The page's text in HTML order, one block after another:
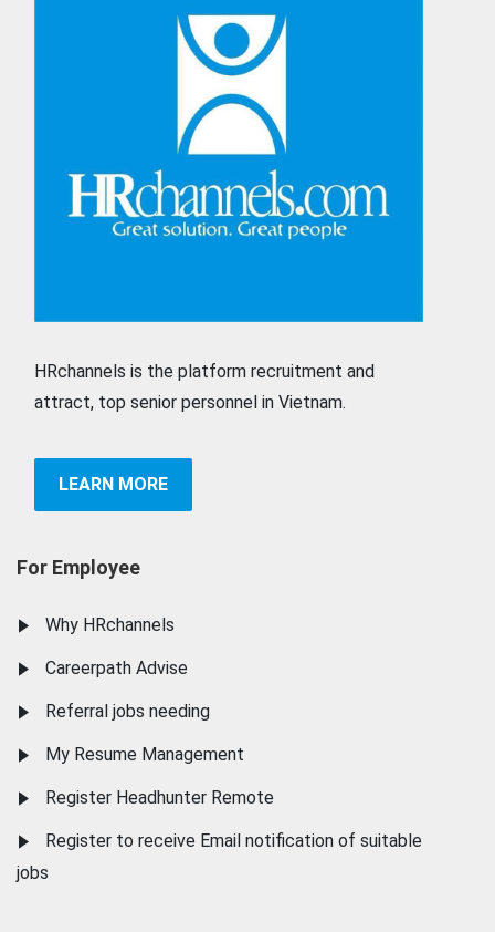
HRchannels is the platform recruitment and
attract, top senior personnel in Vietnam.
LEARN MORE
For Employee
Why HRchannels
Careerpath Advise
Referral jobs needing
My Resume Management
Register Headhunter Remote
Register to receive Email notification of suitable
jobs